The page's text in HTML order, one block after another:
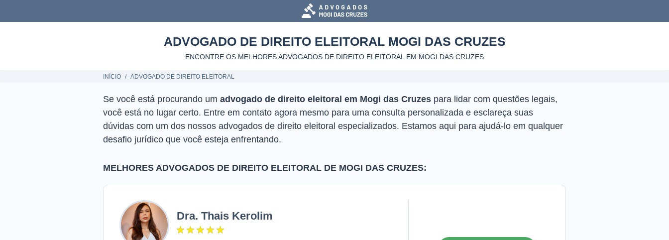
ADVOGADO DE DIREITO ELEITORAL MOGI DAS CRUZES
ENCONTRE OS MELHORES ADVOGADOS DE DIREITO ELEITORAL EM MOGI DAS CRUZES
INÍCIO ADVOGADO DE DIREITO ELEITORAL
Se você está procurando um advogado de direito eleitoral em Mogi das Cruzes para lidar com questões legais,
você está no lugar certo. Entre em contato agora mesmo para uma consulta personalizada e esclareça suas
dúvidas com um dos nossos advogados de direito eleitoral especializados. Estamos aqui para ajudá-lo em qualquer
desafio jurídico que você esteja enfrentando.
MELHORES ADVOGADOS DE DIREITO ELEITORAL DE MOGI DAS CRUZES:
Dra. Thais Kerolim